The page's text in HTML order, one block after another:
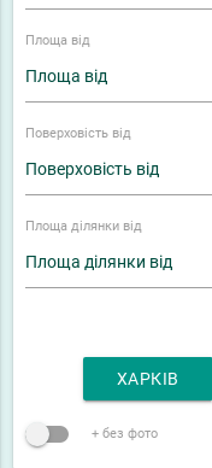
Площа від
Поверховість від
Площа ділянки від
ХАРКІВ
+ без фото